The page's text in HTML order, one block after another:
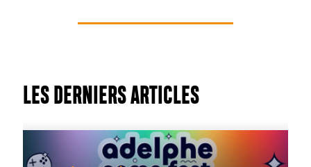
LES DERNIERS ARTICLES